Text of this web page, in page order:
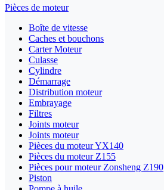
Pièces de moteur
Boîte de vitesse
Caches et bouchons
Carter Moteur
Culasse
Cylindre
Démarrage
Distribution moteur
Embrayage
Filtres
Joints moteur
Joints moteur
Pièces du moteur YX140
Pièces du moteur Z155
Pièces pour moteur Zonsheng Z190
Piston